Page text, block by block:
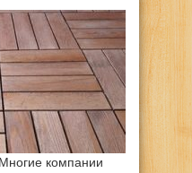
🐌
Садовый
паркет
компании